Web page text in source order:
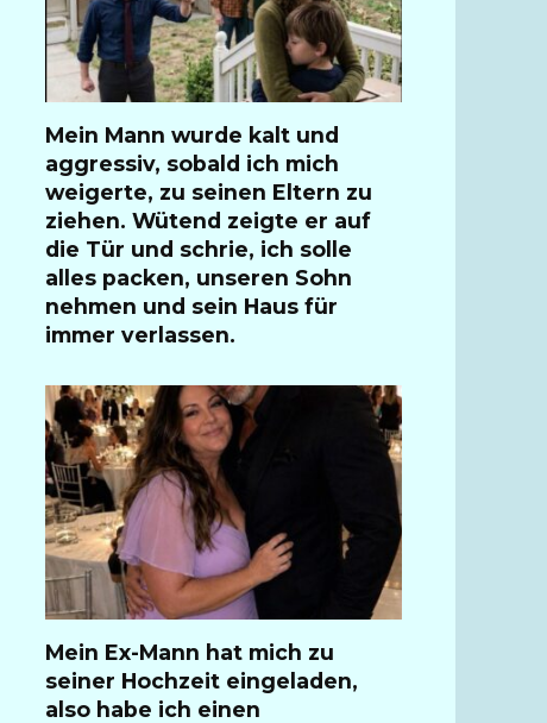
Mein Mann wurde kalt und
aggressiv, sobald ich mich
weigerte, zu seinen Eltern zu
ziehen. Wütend zeigte er auf
die Tür und schrie, ich solle
alles packen, unseren Sohn
nehmen und sein Haus für
immer verlassen.
Mein Ex-Mann hat mich zu
seiner Hochzeit eingeladen,
also habe ich einen